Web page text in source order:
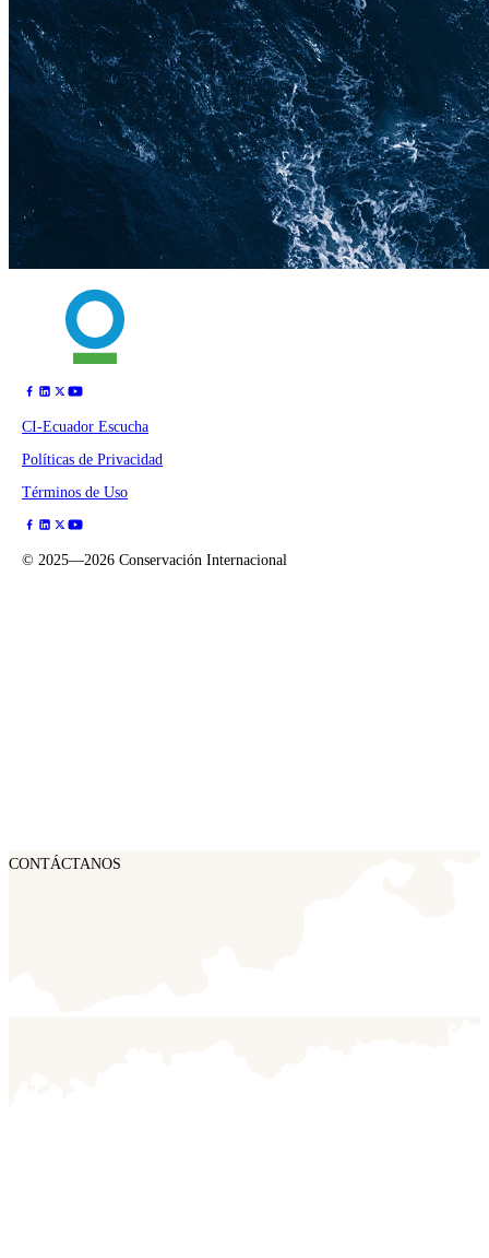
CI-Ecuador Escucha
Políticas de Privacidad
Términos de Uso
© 2025—2026 Conservación Internacional
CONTÁCTANOS